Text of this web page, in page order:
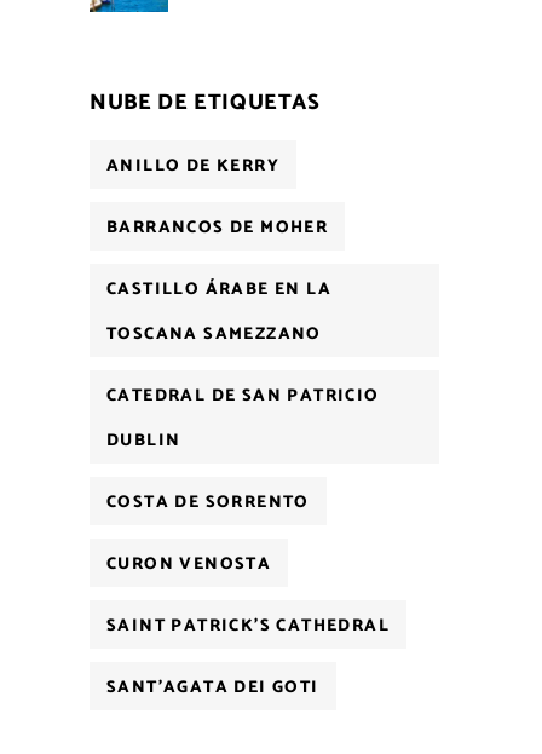
NUBE DE ETIQUETAS
ANILLO DE KERRY
BARRANCOS DE MOHER
CASTILLO ÁRABE EN LA
TOSCANA SAMEZZANO
CATEDRAL DE SAN PATRICIO
DUBLIN
COSTA DE SORRENTO
CURON VENOSTA
SAINT PATRICK'S CATHEDRAL
SANT'AGATA DEI GOTI